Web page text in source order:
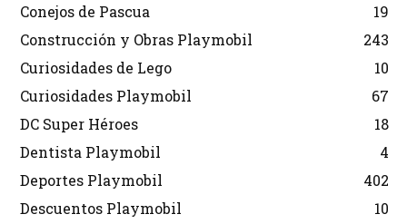
Conejos de Pascua
19
Construcción y Obras Playmobil
243
Curiosidades de Lego
10
Curiosidades Playmobil
67
DC Super Héroes
18
Dentista Playmobil
4
Deportes Playmobil
402
Descuentos Playmobil
10